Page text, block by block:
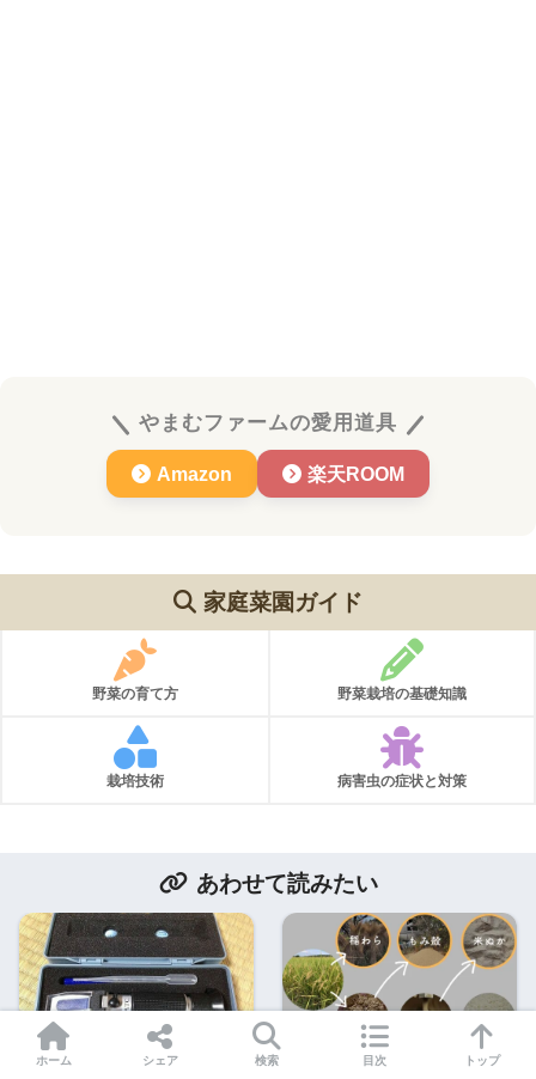
やまむファームの愛用道具
Amazon 楽天ROOM
家庭菜園ガイド
野菜の育て方 野菜栽培の基礎知識
栽培技術 病害虫の症状と対策
あわせて読みたい
野菜や果物の甘さを自分で 捨てるところのないお米作
ホーム シェア 検索 目次 トップ